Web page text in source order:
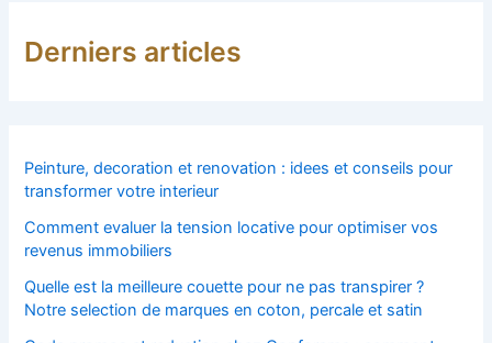
Derniers articles
Peinture, decoration et renovation : idees et conseils pour
transformer votre interieur
Comment evaluer la tension locative pour optimiser vos
revenus immobiliers
Quelle est la meilleure couette pour ne pas transpirer ?
Notre selection de marques en coton, percale et satin